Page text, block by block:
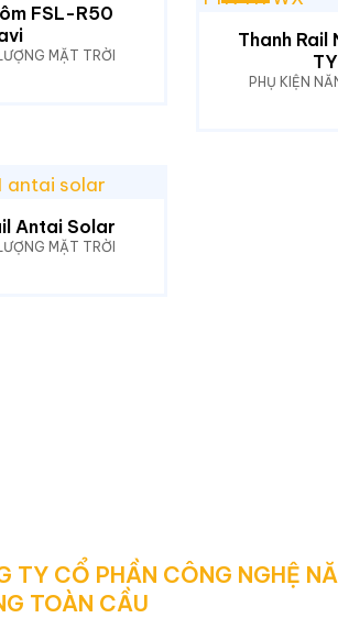
FSL-R50
MẶT TRỜI
Thanh Rail
PHỤ KIỆN
Antai Solar
MẶT TRỜI
TY CỔ PHẦN CÔNG NGHỆ
TOÀN CẦU